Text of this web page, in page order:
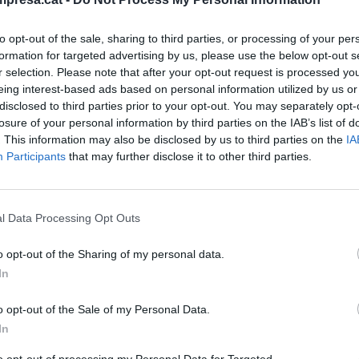
opt-out of the sale, sharing to third parties, or processing of your
for targeted advertising by us, please use the below opt-out
selection. Please note that after your opt-out request is processed
interest-based ads based on personal information utilized by us
to third parties prior to your opt-out. You may separately
of your personal information by third parties on the IAB’s list of
This information may also be disclosed by us to third parties on the
Participants that may further disclose it to other third parties.
Data Processing Opt Outs
opt-out of the Sharing of my personal data.
opt-out of the Sale of my Personal Data.
EN MOVIMIENTO
de las sillas de la economía
los nombramientos femeninos
julio
de 2025
EN MOVIMIENTO
se incorpora al Consejo de
de Mango